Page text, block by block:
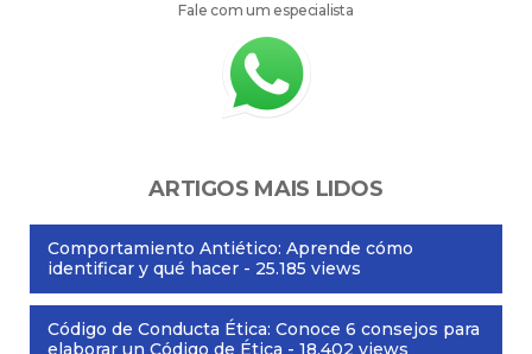
Fale com um especialista
ARTIGOS MAIS LIDOS
Comportamiento Antiético: Aprende cómo
identificar y qué hacer - 25.185 views
Código de Conducta Ética: Conoce 6 consejos para